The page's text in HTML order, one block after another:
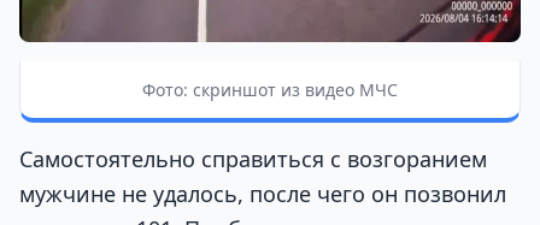
Фото: скриншот из видео МЧС
Самостоятельно справиться с возгоранием
мужчине не удалось, после чего он позвонил